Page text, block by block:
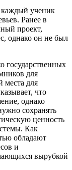
каждый ученик
Ранее в
проект,
однако он не был
государственных
для
места для
что
однако
сохранять
ценность
Как
обладают
и
вырубкой